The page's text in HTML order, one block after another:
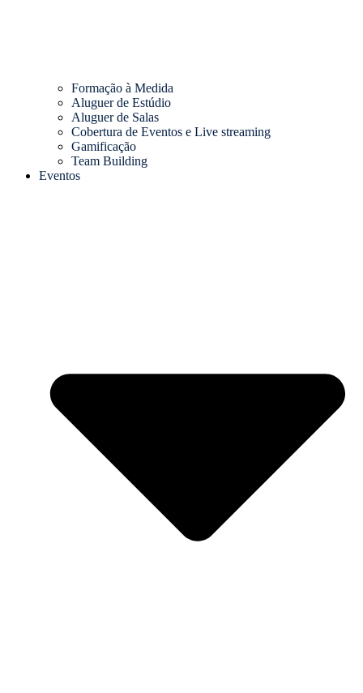
Formação à Medida
Aluguer de Estúdio
Aluguer de Salas
Cobertura de Eventos e Live streaming
Gamificação
Team Building
Eventos